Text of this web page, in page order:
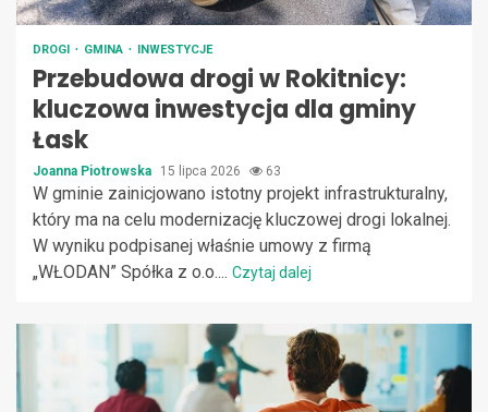
DROGI GMINA INWESTYCJE
Przebudowa drogi w Rokitnicy:
kluczowa inwestycja dla gminy
Łask
Joanna Piotrowska 15 lipca 2026 63
W gminie zainicjowano istotny projekt infrastrukturalny,
który ma na celu modernizację kluczowej drogi lokalnej.
W wyniku podpisanej właśnie umowy z firmą
„WŁODAN” Spółka z o.o.... Czytaj dalej